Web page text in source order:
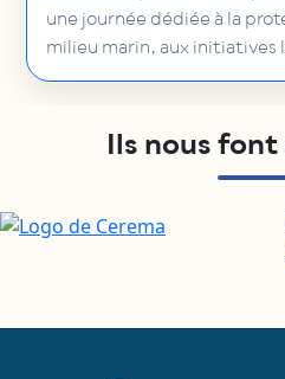
une journée dédiée à la
milieu marin, aux initiatives
aux solutions engagées pour
Ils nous